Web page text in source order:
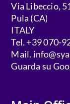
Via Libeccio,
Pula (CA)
ITALY
Tel. +39 070-
Mail.
Guarda su